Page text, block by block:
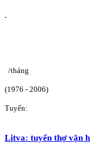
/tháng
(1976 - 2006)
Tuyển:
Litva: tuyển thợ vận